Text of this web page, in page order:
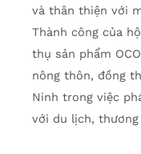
và thân thiện với
Thành công của
thụ sản phẩm
nông thôn, đồng
Ninh trong việc
với du lịch,